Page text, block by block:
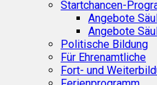
Startchancen-
Angebote
Angebote
Politische Bildung
Für Ehrenamtliche
Fort- und